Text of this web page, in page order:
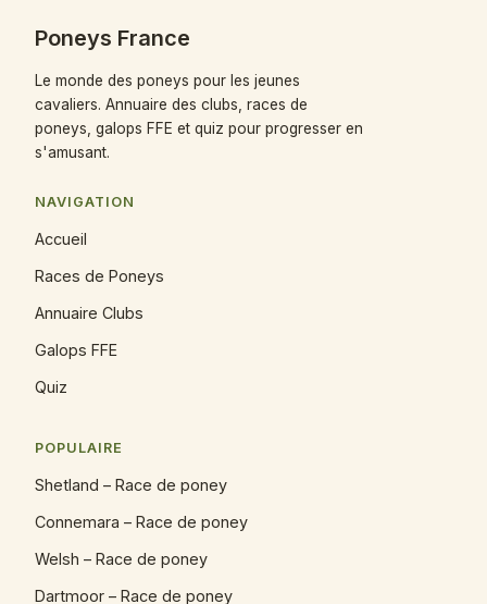
Poneys France
Le monde des poneys pour les jeunes
cavaliers. Annuaire des clubs, races de
poneys, galops FFE et quiz pour progresser en
s'amusant.
NAVIGATION
Accueil
Races de Poneys
Annuaire Clubs
Galops FFE
Quiz
POPULAIRE
Shetland – Race de poney
Connemara – Race de poney
Welsh – Race de poney
Dartmoor – Race de poney